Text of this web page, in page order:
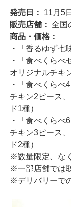
発売日： 11月5日
販売店舗： 全国
商品・価格：
・「香るゆず七
・「食べくらべ
オリジナルチキ
・「食べくら
チキン2ピース
ド1種）
・「食べくら
チキン3ピース
ド2種）
※数量限定、な
※一部店舗では
※デリバリーで